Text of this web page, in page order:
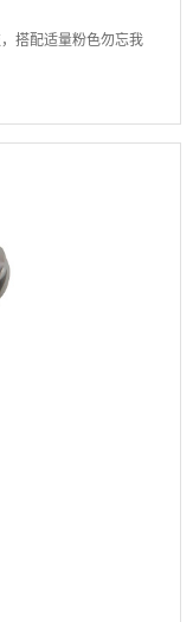
搭配适量粉色勿忘我